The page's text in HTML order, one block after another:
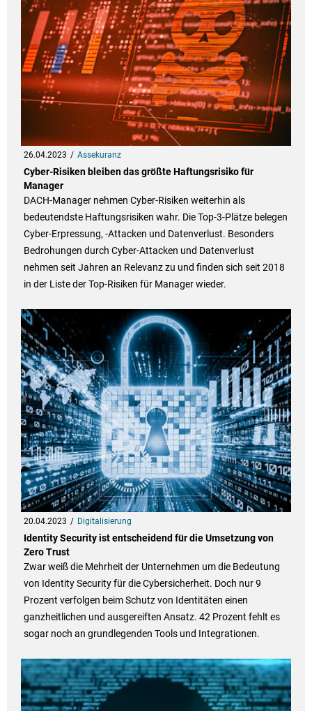
26.04.2023 Assekuranz
Cyber-Risiken bleiben das größte Haftungsrisiko für
Manager
DACH-Manager nehmen Cyber-Risiken weiterhin als
bedeutendste Haftungsrisiken wahr. Die Top-3-Plätze belegen
Cyber-Erpressung, -Attacken und Datenverlust. Besonders
Bedrohungen durch Cyber-Attacken und Datenverlust
nehmen seit Jahren an Relevanz zu und finden sich seit 2018
in der Liste der Top-Risiken für Manager wieder.
20.04.2023 Digitalisierung
Identity Security ist entscheidend für die Umsetzung von
Zero Trust
Zwar weiß die Mehrheit der Unternehmen um die Bedeutung
von Identity Security für die Cybersicherheit. Doch nur 9
Prozent verfolgen beim Schutz von Identitäten einen
ganzheitlichen und ausgereiften Ansatz. 42 Prozent fehlt es
sogar noch an grundlegenden Tools und Integrationen.